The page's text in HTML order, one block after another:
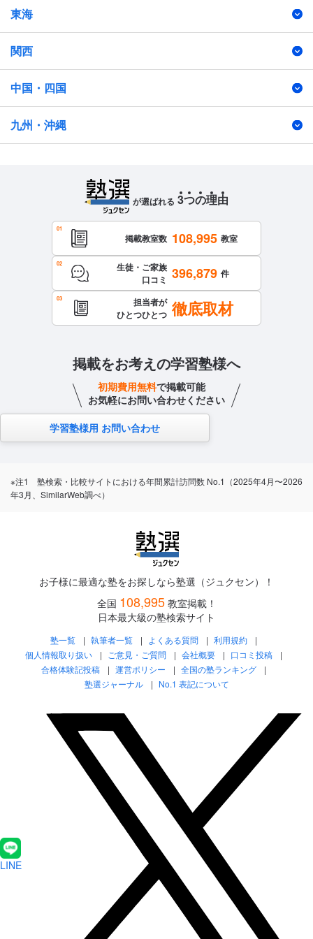
東海
関西
中国・四国
九州・沖縄
が選ばれる 3つの理由
掲載教室数 108,995 教室
生徒・ご家族
口コミ 396,879 件
担当者が
ひとつひとつ 徹底取材
掲載をお考えの学習塾様へ
初期費用無料で掲載可能
お気軽にお問い合わせください
学習塾様用 お問い合わせ
※注1 塾検索・比較サイトにおける年間累計訪問数 No.1（2025年4月〜2026
年3月、SimilarWeb調べ）
お子様に最適な塾をお探しなら塾選（ジュクセン）！
全国 108,995 教室掲載！
日本最大級の塾検索サイト
塾一覧 執筆者一覧 よくある質問
利用規約
個人情報取り扱い
ご意見・ご質問 会社概要
口コミ投稿
合格体験記投稿
運営ポリシー
全国の塾ランキング
塾選ジャーナル
No.1 表記について
LINE